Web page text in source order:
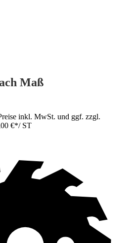
Maß
inkl. MwSt. und ggf. zzgl.
€*/ ST